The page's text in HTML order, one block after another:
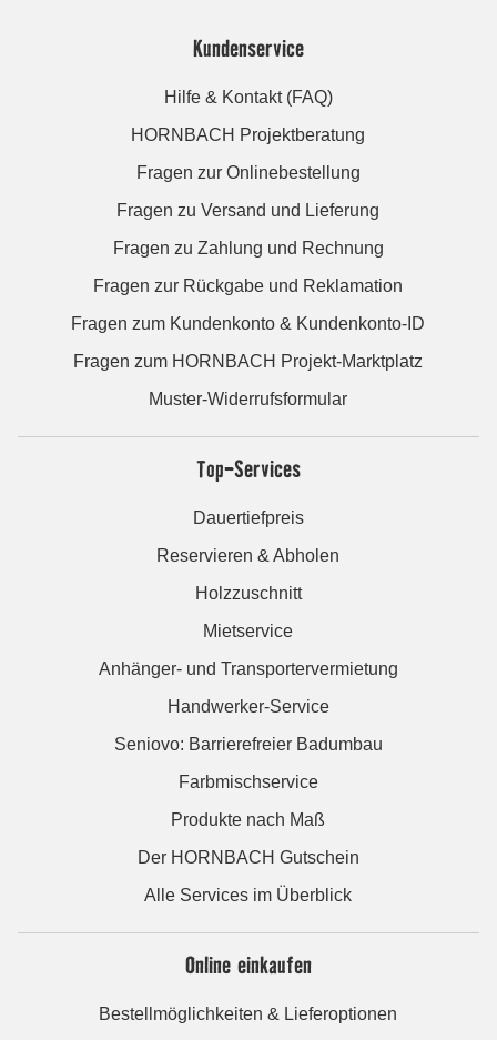
Kundenservice
Hilfe & Kontakt (FAQ)
HORNBACH Projektberatung
Fragen zur Onlinebestellung
Fragen zu Versand und Lieferung
Fragen zu Zahlung und Rechnung
Fragen zur Rückgabe und Reklamation
Fragen zum Kundenkonto & Kundenkonto-ID
Fragen zum HORNBACH Projekt-Marktplatz
Muster-Widerrufsformular
Top-Services
Dauertiefpreis
Reservieren & Abholen
Holzzuschnitt
Mietservice
Anhänger- und Transportervermietung
Handwerker-Service
Seniovo: Barrierefreier Badumbau
Farbmischservice
Produkte nach Maß
Der HORNBACH Gutschein
Alle Services im Überblick
Online einkaufen
Bestellmöglichkeiten & Lieferoptionen